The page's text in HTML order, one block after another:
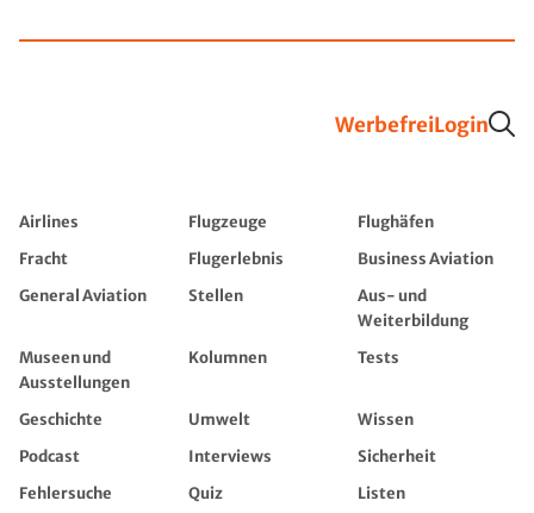
WerbefreiLogin
Airlines Flugzeuge
Flughäfen
Fracht
Flugerlebnis
Business Aviation
General Aviation
Stellen
Aus- und
Weiterbildung
Museen und
Ausstellungen
Kolumnen Tests
Geschichte Umwelt
Wissen
Podcast
Interviews
Sicherheit
Fehlersuche
Quiz
Listen